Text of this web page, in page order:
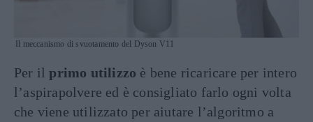
Il meccanismo di svuotamento del Dyson V11
Per ilprimo utilizzo è bene ricaricare per intero
l’aspirapolvere ed è consigliato farlo ogni volta
che viene utilizzato per aiutare l’algoritmo a